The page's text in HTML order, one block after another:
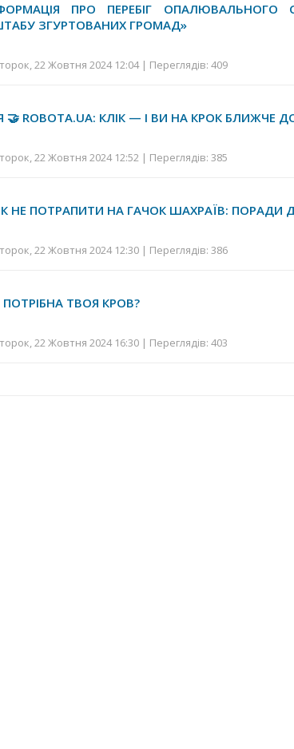
ПРО ПЕРЕБІГ ОПАЛЮВАЛЬНОГО
ЗГУРТОВАНИХ ГРОМАД»
22 Жовтня 2024 12:04 | Переглядів: 409
🤝 RОBОTА.UА: КЛІК — І ВИ НА КРОК БЛИЖЧЕ
22 Жовтня 2024 12:52 | Переглядів: 385
НЕ ПОТРАПИТИ НА ГАЧОК ШАХРАЇВ:
22 Жовтня 2024 12:30 | Переглядів: 386
ПОТРІБНА ТВОЯ КРОВ?
22 Жовтня 2024 16:30 | Переглядів: 403